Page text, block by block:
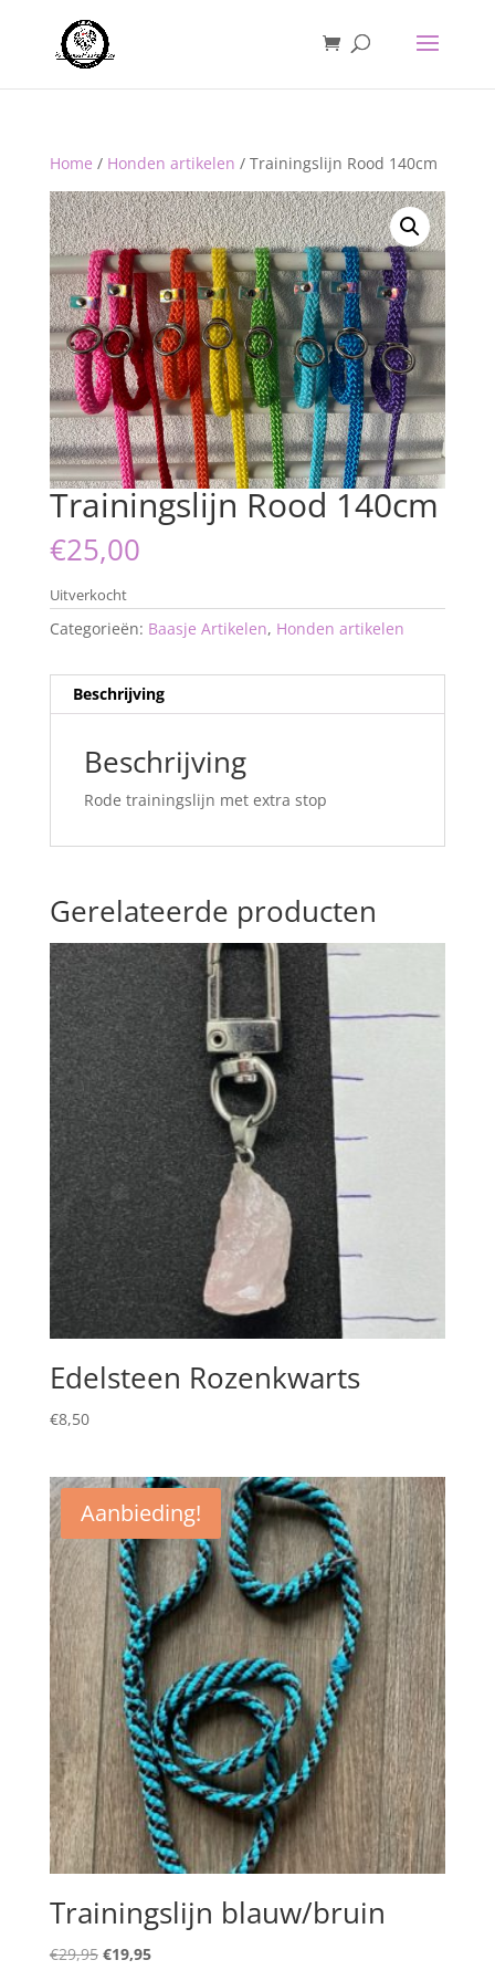
Home / Honden artikelen / Trainingslijn Rood 140cm
Trainingslijn Rood 140cm
€25,00
Uitverkocht
Categorieën: Baasje Artikelen, Honden artikelen
Beschrijving
Beschrijving
Rode trainingslijn met extra stop
Gerelateerde producten
Edelsteen Rozenkwarts
€8,50
Aanbieding!
Trainingslijn blauw/bruin
€29,95 Oorspronkelijke
€19,95Huidige